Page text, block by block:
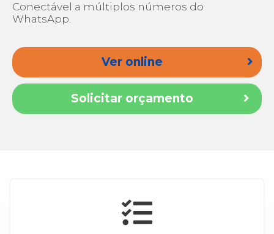
Conectável a múltiplos números do
WhatsApp.
Ver online
Solicitar orçamento